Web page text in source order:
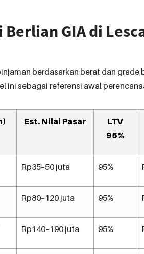
GIA di
berdasarkan berat dan grade
ini sebagai referensi awal
Est. Nilai Pasar
LTV
95%
Rp35–50 juta 95%
Rp80–120 juta 95%
Rp140–190 juta 95%